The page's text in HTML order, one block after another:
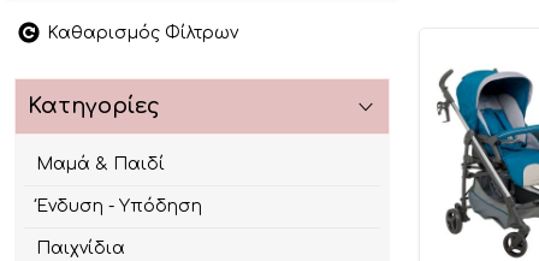
Καθαρισμός Φίλτρων
Κατηγορίες
Μαμά & Παιδί
Ένδυση - Υπόδηση
Παιχνίδια